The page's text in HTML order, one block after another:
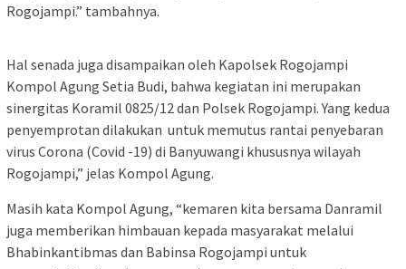
Rogojampi.” tambahnya.
Hal senada juga disampaikan oleh Kapolsek Rogojampi
Kompol Agung Setia Budi, bahwa kegiatan ini merupakan
sinergitas Koramil 0825/12 dan Polsek Rogojampi. Yang kedua
penyemprotan dilakukan untuk memutus rantai penyebaran
virus Corona (Covid -19) di Banyuwangi khususnya wilayah
Rogojampi,” jelas Kompol Agung.
Masih kata Kompol Agung, “kemaren kita bersama Danramil
juga memberikan himbauan kepada masyarakat melalui
Bhabinkantibmas dan Babinsa Rogojampi untuk